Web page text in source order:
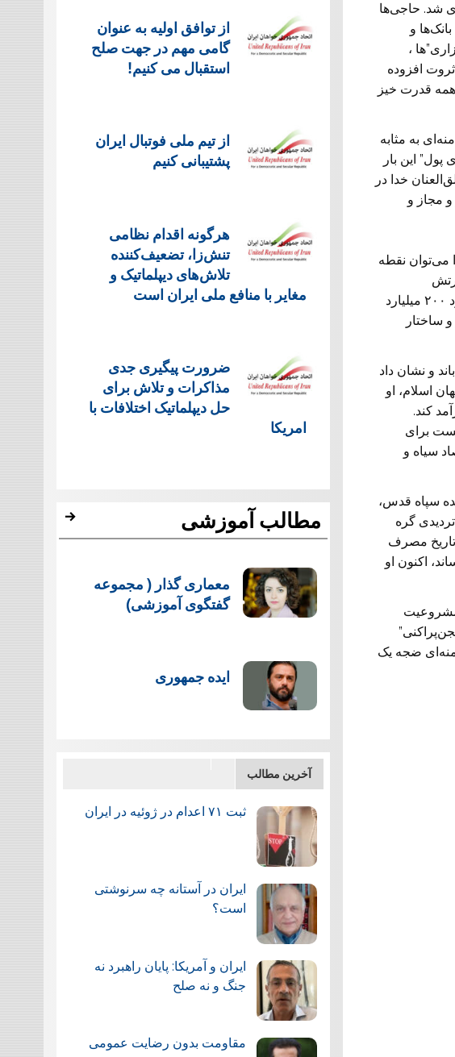
شد. حاجی‌ها
و
،
افزوده
قدرت خیز
به مثابه
این بار
خدا در
مجاز و
می‌توان نقطه
ایدئولوژیک-خصوصی ‏است و بخش بزرگی از هزینه آن از منابع تاریک و ناشناخته تامین می‌شود. گم‌شدن حدود ‏‏۲۰۰ میلیارد
ساختار
و نشان داد
اسلام، او
کند.
برای
سیاه و
سپاه قدس،
گره
مصرف
‏اکنون او
مشروعیت
دیر و زود ‏دارد، اما سوخت و سوز نه! سخنرانی ۲۸ بهمن خامنه‌ای ضجه یک
از توافق اولیه به عنوان
گامی مهم در جهت صلح
استقبال می کنیم!
از تیم ملی فوتبال ایران
پشتیبانی کنیم
هرگونه اقدام نظامی
تنش‌زا، تضعیف‌کننده
تلاش‌های دیپلماتیک و
مغایر با منافع ملی ایران است
ضرورت پیگیری جدی
مذاکرات و تلاش برای
حل دیپلماتیک اختلافات با
امریکا
مطالب آموزشی
معماری گذار ( مجموعه
گفتگوی آموزشی)
ایده جمهوری
آخرین مطالب
ثبت ۷۱ اعدام در ژوئيه در ایران
ایران در آستانه چه سرنوشتی
است؟
ایران و آمریکا: پایان راهبرد نه
جنگ و نه صلح
مقاومت بدون رضایت عمومی